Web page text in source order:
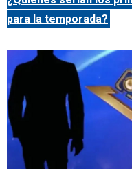
para la temporada?